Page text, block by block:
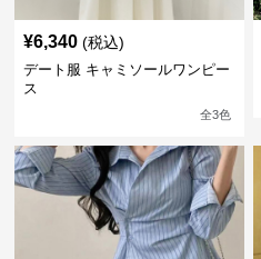
¥6,340 (税込)
デート服 キャミソールワンピー
ス
全3色